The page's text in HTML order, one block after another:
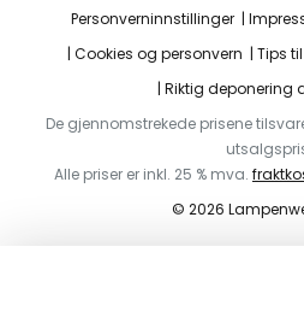
Personverninnstillinger
Cookies og personvern
Tips
Riktig deponering
De gjennomstrekede prisene
Alle priser er inkl. 25 % mva.
© 2026